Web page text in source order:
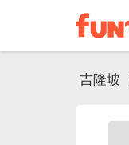
吉隆坡